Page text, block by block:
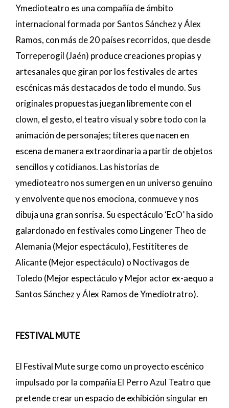
Ymedioteatro es una compañía de ámbito
internacional formada por Santos Sánchez y Álex
Ramos, con más de 20 países recorridos, que desde
Torreperogil (Jaén) produce creaciones propias y
artesanales que giran por los festivales de artes
escénicas más destacados de todo el mundo. Sus
originales propuestas juegan libremente con el
clown, el gesto, el teatro visual y sobre todo con la
animación de personajes; títeres que nacen en
escena de manera extraordinaria a partir de objetos
sencillos y cotidianos. Las historias de
ymedioteatro nos sumergen en un universo genuino
y envolvente que nos emociona, conmueve y nos
dibuja una gran sonrisa. Su espectáculo ‘EcO’ ha sido
galardonado en festivales como Lingener Theo de
Alemania (Mejor espectáculo), Festitíteres de
Alicante (Mejor espectáculo) o Noctívagos de
Toledo (Mejor espectáculo y Mejor actor ex-aequo a
Santos Sánchez y Álex Ramos de Ymediotratro).
FESTIVAL MUTE
El Festival Mute surge como un proyecto escénico
impulsado por la compañía El Perro Azul Teatro que
pretende crear un espacio de exhibición singular en